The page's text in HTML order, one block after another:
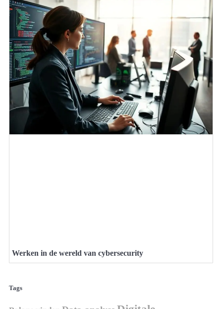
Werken in de wereld van cybersecurity
Tags